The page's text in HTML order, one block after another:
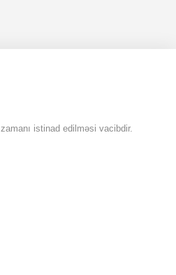
istinad edilməsi vacibdir.